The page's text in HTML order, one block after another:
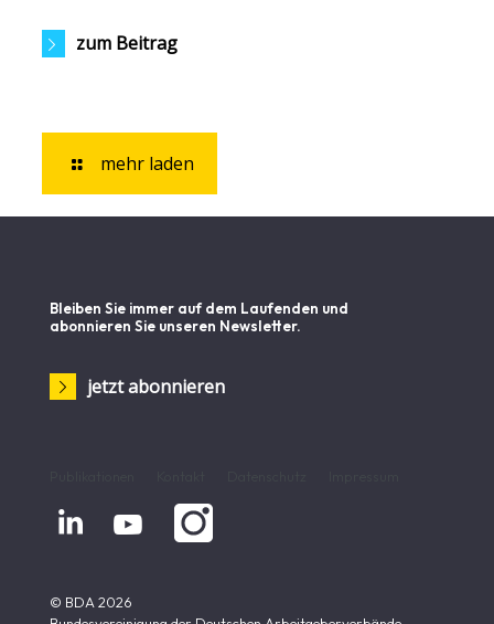
zum Beitrag
mehr laden
Bleiben Sie immer auf dem Laufenden und
abonnieren Sie unseren Newsletter.
jetzt abonnieren
 
© BDA 2026